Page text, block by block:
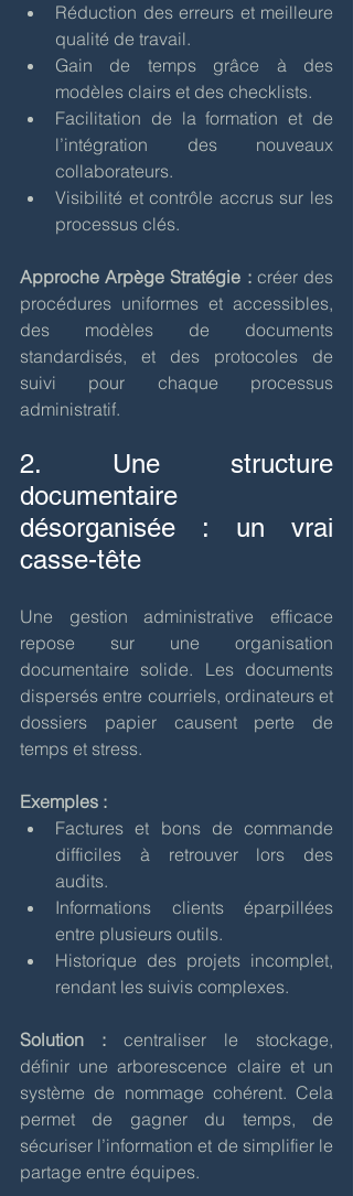
Réduction des erreurs et meilleure
qualité de travail.
Gain de temps grâce à des
modèles clairs et des checklists.
Facilitation de la formation et de
l’intégration des nouveaux
collaborateurs.
Visibilité et contrôle accrus sur les
processus clés.
Approche Arpège Stratégie : créer des
procédures uniformes et accessibles,
des modèles de documents
standardisés, et des protocoles de
suivi pour chaque processus
administratif.
2. Une structure
documentaire
désorganisée : un vrai
casse-tête
Une gestion administrative efficace
repose sur une organisation
documentaire solide. Les documents
dispersés entre courriels, ordinateurs et
dossiers papier causent perte de
temps et stress.
Exemples :
Factures et bons de commande
difficiles à retrouver lors des
audits.
Informations clients éparpillées
entre plusieurs outils.
Historique des projets incomplet,
rendant les suivis complexes.
Solution : centraliser le stockage,
définir une arborescence claire et un
système de nommage cohérent. Cela
permet de gagner du temps, de
sécuriser l’information et de simplifier le
partage entre équipes.